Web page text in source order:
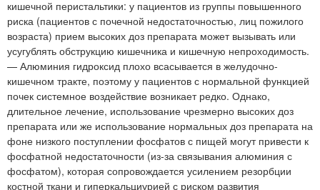
кишечной перистальтики: у пациентов из группы повышенного
риска (пациентов с почечной недостаточностью, лиц пожилого
возраста) прием высоких доз препарата может вызывать или
усугублять обструкцию кишечника и кишечную непроходимость.
— Алюминия гидроксид плохо всасывается в желудочно-
кишечном тракте, поэтому у пациентов с нормальной функцией
почек системное воздействие возникает редко. Однако,
длительное лечение, использование чрезмерно высоких доз
препарата или же использование нормальных доз препарата на
фоне низкого поступлении фосфатов с пищей могут привести к
фосфатной недостаточности (из-за связывания алюминия с
фосфатом), которая сопровождается усилением резорбции
костной ткани и гиперкальциурией с риском развития